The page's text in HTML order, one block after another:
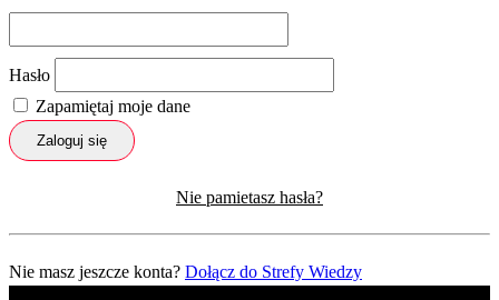
Hasło
Zapamiętaj moje dane
Zaloguj się
Nie pamietasz hasła?
Nie masz jeszcze konta? Dołącz do Strefy Wiedzy